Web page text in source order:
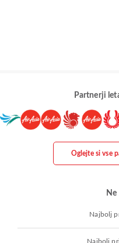
Partnerji
Oglejte si vse
Ne
Najbolj
Najbolj